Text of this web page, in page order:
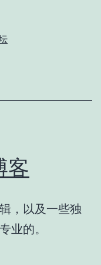
客
，以及一些独
业的。